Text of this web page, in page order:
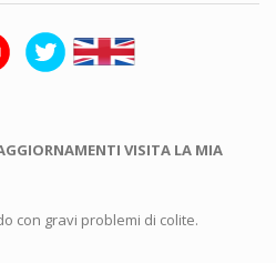
VISITA LA MIA
con gravi problemi di colite.